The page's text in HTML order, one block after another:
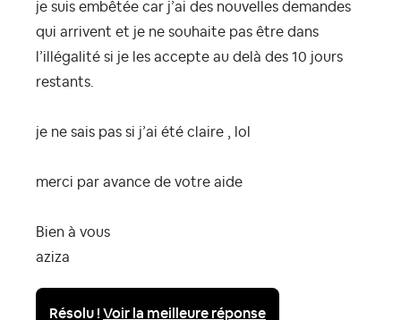
je suis embêtée car j’ai des nouvelles demandes
qui arrivent et je ne souhaite pas être dans
l’illégalité si je les accepte au delà des 10 jours
restants.
je ne sais pas si j’ai été claire , lol
merci par avance de votre aide
Bien à vous
aziza
Résolu !Voir la meilleure réponse